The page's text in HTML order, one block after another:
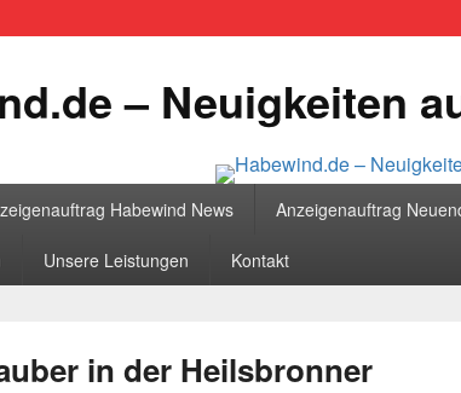
– Neuigkeiten
Habewind News Anzeigenauftrag
Unsere Leistungen Kontakt
in der Heilsbronner